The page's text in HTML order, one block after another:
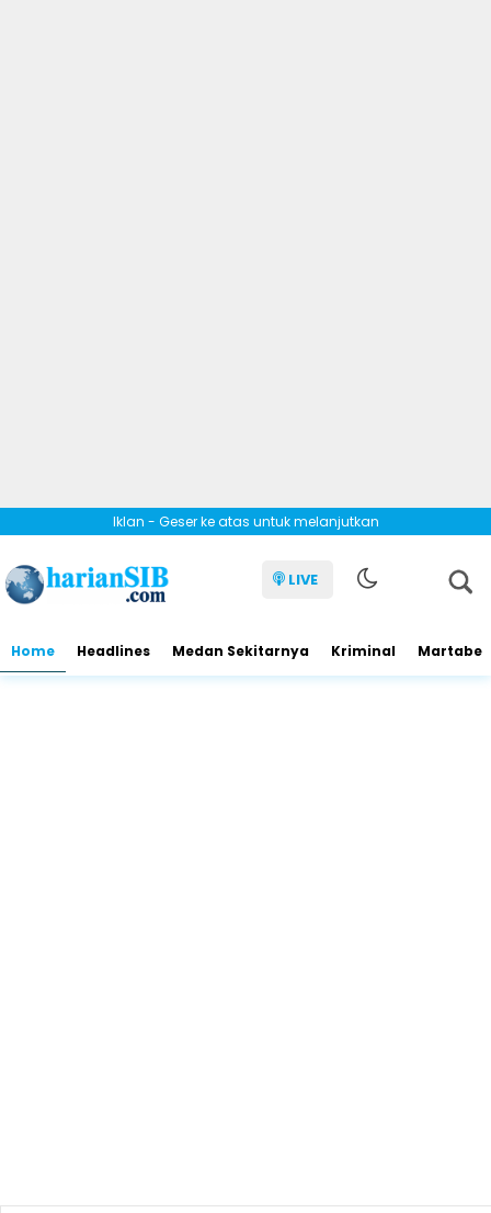
Iklan - Geser ke atas untuk melanjutkan
LIVE
Home Headlines Medan Sekitarnya Kriminal Martabe